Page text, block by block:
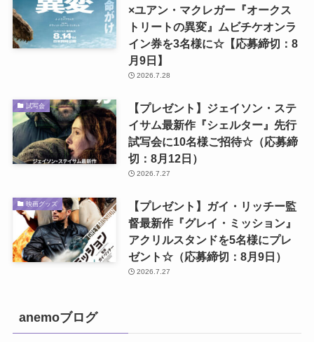
×ユアン・マクレガー『オークス
トリートの異変』ムビチケオンラ
イン券を3名様に☆【応募締切：8
月9日】
2026.7.28
試写会
【プレゼント】ジェイソン・ステ
イサム最新作『シェルター』先行
試写会に10名様ご招待☆（応募締
切：8月12日）
2026.7.27
映画グッズ
【プレゼント】ガイ・リッチー監
督最新作『グレイ・ミッション』
アクリルスタンドを5名様にプレ
ゼント☆（応募締切：8月9日）
2026.7.27
anemoブログ